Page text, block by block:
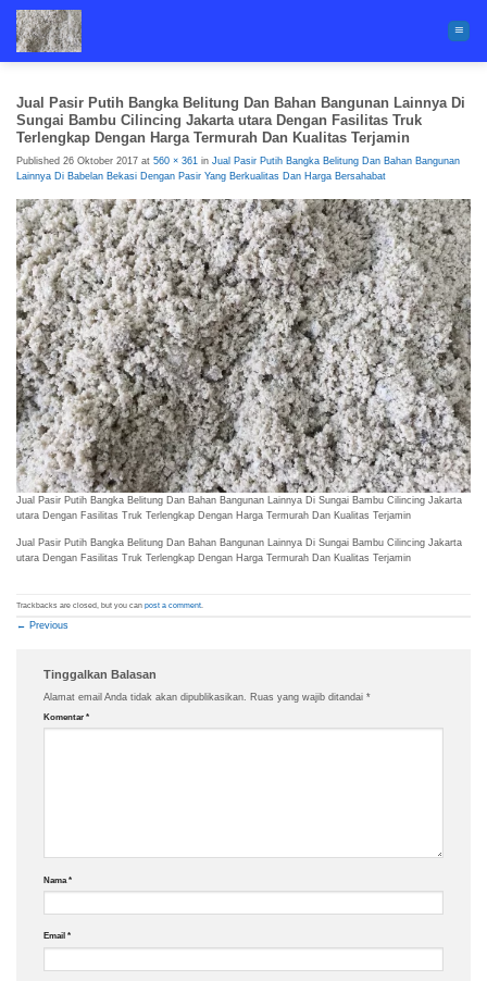
content
Jual Pasir Putih Bangka Belitung Dan Bahan Bangunan Lainnya Di
Sungai Bambu Cilincing Jakarta utara Dengan Fasilitas Truk
Terlengkap Dengan Harga Termurah Dan Kualitas Terjamin
Published 26 Oktober 2017 at 560 × 361 in Jual Pasir Putih Bangka Belitung Dan Bahan Bangunan
Lainnya Di Babelan Bekasi Dengan Pasir Yang Berkualitas Dan Harga Bersahabat
Jual Pasir Putih Bangka Belitung Dan Bahan Bangunan Lainnya Di Sungai Bambu Cilincing Jakarta
utara Dengan Fasilitas Truk Terlengkap Dengan Harga Termurah Dan Kualitas Terjamin
Jual Pasir Putih Bangka Belitung Dan Bahan Bangunan Lainnya Di Sungai Bambu Cilincing Jakarta
utara Dengan Fasilitas Truk Terlengkap Dengan Harga Termurah Dan Kualitas Terjamin
Trackbacks are closed, but you can post a comment
← Previous
Tinggalkan Balasan
Alamat email Anda tidak akan dipublikasikan. Ruas yang wajib ditandai *
Komentar *
Nama *
Email *